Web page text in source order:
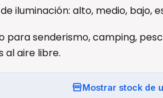
iluminación: alto, medio, bajo,
para senderismo, camping,
al aire libre.
Mostrar stock de